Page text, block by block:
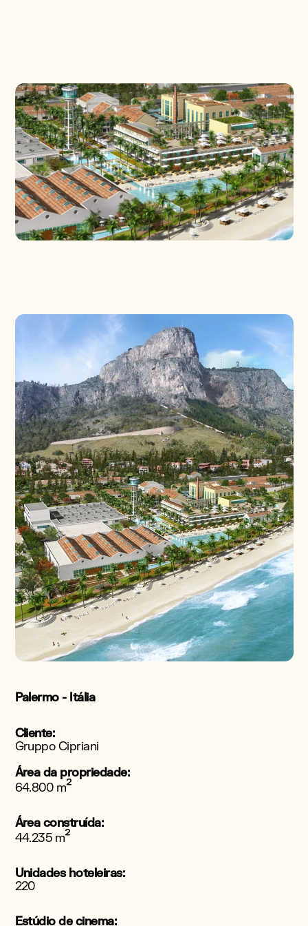
CONTATO
Palermo - Itália
Cliente:
Gruppo Cipriani
Área da propriedade:
64.800 m²
Área construída:
44.235 m²
Unidades hoteleiras:
220
Estúdio de cinema: